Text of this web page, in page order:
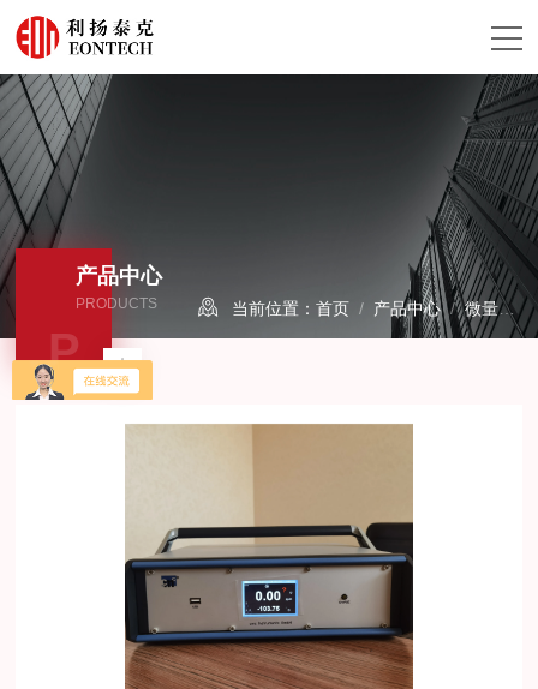
产品中心
PRODUCTS
P
当前位置：首页 / 产品中心/微量水分析仪/露点仪